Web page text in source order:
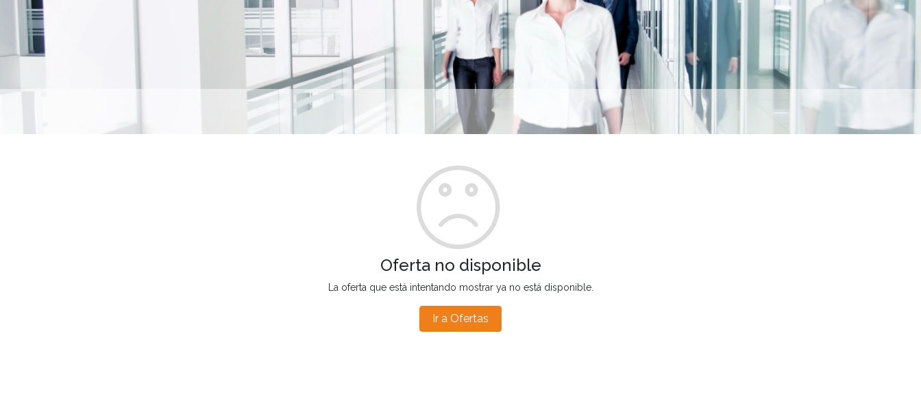
Oferta no disponible
La oferta que está intentando mostrar ya no está disponible.
Ir a Ofertas